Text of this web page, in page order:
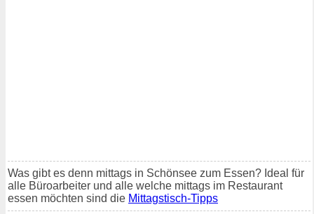
Was gibt es denn mittags in Schönsee zum Essen? Ideal für
alle Büroarbeiter und alle welche mittags im Restaurant
essen möchten sind die Mittagstisch-Tipps